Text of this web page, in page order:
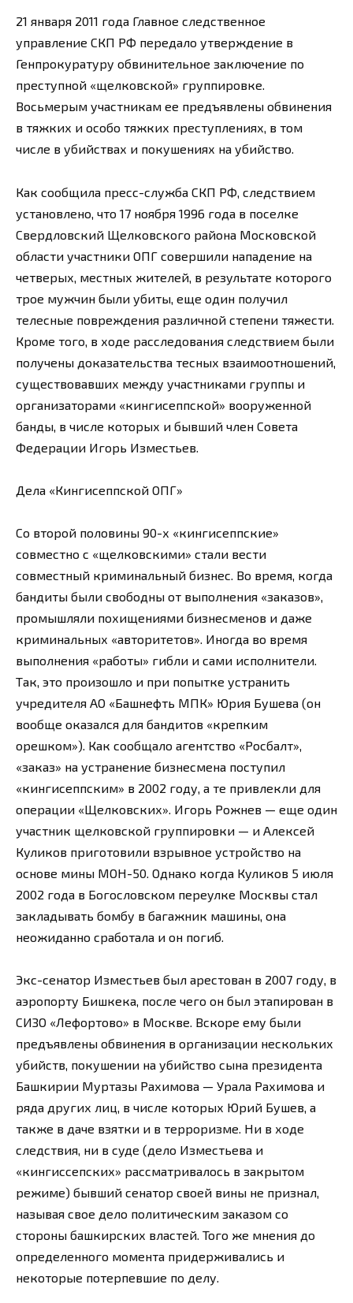
21 января 2011 года Главное следственное
управление СКП РФ передало утверждение в
Генпрокуратуру обвинительное заключение по
преступной «щелковской» группировке.
Восьмерым участникам ее предъявлены обвинения
в тяжких и особо тяжких преступлениях, в том
числе в убийствах и покушениях на убийство.
Как сообщила пресс-служба СКП РФ, следствием
установлено, что 17 ноября 1996 года в поселке
Свердловский Щелковского района Московской
области участники ОПГ совершили нападение на
четверых, местных жителей, в результате которого
трое мужчин были убиты, еще один получил
телесные повреждения различной степени тяжести.
Кроме того, в ходе расследования следствием были
получены доказательства тесных взаимоотношений,
существовавших между участниками группы и
организаторами «кингисеппской» вооруженной
банды, в числе которых и бывший член Совета
Федерации Игорь Изместьев.
Дела «Кингисеппской ОПГ»
Со второй половины 90-х «кингисеппские»
совместно с «щелковскими» стали вести
совместный криминальный бизнес. Во время, когда
бандиты были свободны от выполнения «заказов»,
промышляли похищениями бизнесменов и даже
криминальных «авторитетов». Иногда во время
выполнения «работы» гибли и сами исполнители.
Так, это произошло и при попытке устранить
учредителя АО «Башнефть МПК» Юрия Бушева (он
вообще оказался для бандитов «крепким
орешком»). Как сообщало агентство «Росбалт»,
«заказ» на устранение бизнесмена поступил
«кингисеппским» в 2002 году, а те привлекли для
операции «Щелковских». Игорь Рожнев — еще один
участник щелковской группировки — и Алексей
Куликов приготовили взрывное устройство на
основе мины МОН-50. Однако когда Куликов 5 июля
2002 года в Богословском переулке Москвы стал
закладывать бомбу в багажник машины, она
неожиданно сработала и он погиб.
Экс-сенатор Изместьев был арестован в 2007 году, в
аэропорту Бишкека, после чего он был этапирован в
СИЗО «Лефортово» в Москве. Вскоре ему были
предъявлены обвинения в организации нескольких
убийств, покушении на убийство сына президента
Башкирии Муртазы Рахимова — Урала Рахимова и
ряда других лиц, в числе которых Юрий Бушев, а
также в даче взятки и в терроризме. Ни в ходе
следствия, ни в суде (дело Изместьева и
«кингиссепских» рассматривалось в закрытом
режиме) бывший сенатор своей вины не признал,
называя свое дело политическим заказом со
стороны башкирских властей. Того же мнения до
определенного момента придерживались и
некоторые потерпевшие по делу.